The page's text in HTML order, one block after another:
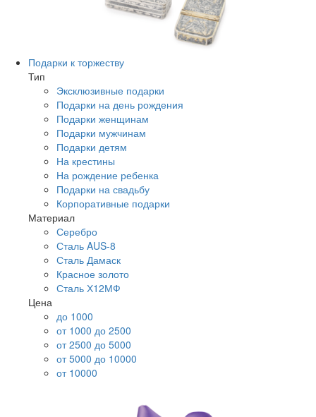
Подарки к торжеству
Тип
Эксклюзивные подарки
Подарки на день рождения
Подарки женщинам
Подарки мужчинам
Подарки детям
На крестины
На рождение ребенка
Подарки на свадьбу
Корпоративные подарки
Материал
Серебро
Сталь AUS-8
Сталь Дамаск
Красное золото
Сталь Х12МФ
Цена
до 1000
от 1000 до 2500
от 2500 до 5000
от 5000 до 10000
от 10000